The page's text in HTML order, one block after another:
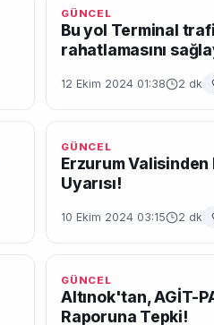
GÜNCEL
Bu yol Terminal
rahatlamasını
12 Ekim 2024 01:38 2 dk
GÜNCEL
Erzurum Valisinden
Uyarısı!
10 Ekim 2024 03:15 2 dk
GÜNCEL
Altınok'tan, AGİT-
Raporuna Tepki!